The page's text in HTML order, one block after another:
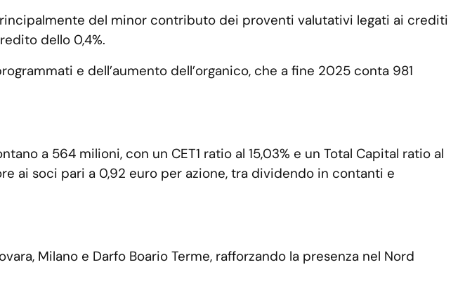
del minor contributo dei proventi valutativi legati ai crediti
dello 0,4%.
e dell’aumento dell’organico, che a fine 2025 conta 981
a 564 milioni, con un CET1 ratio al 15,03% e un Total Capital ratio al
ai soci pari a 0,92 euro per azione, tra dividendo in contanti e
Milano e Darfo Boario Terme, rafforzando la presenza nel Nord